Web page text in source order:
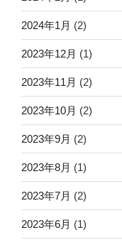
2024年1月 (2)
2023年12月 (1)
2023年11月 (2)
2023年10月 (2)
2023年9月 (2)
2023年8月 (1)
2023年7月 (2)
2023年6月 (1)